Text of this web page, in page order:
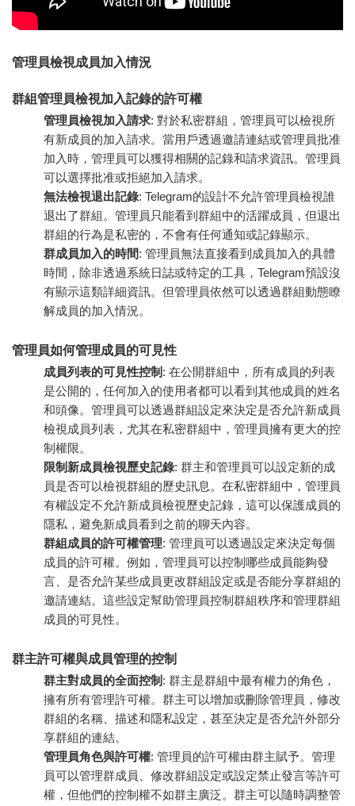
管理員檢視成員加入情況
群組管理員檢視加入記錄的許可權
管理員檢視加入請求: 對於私密群組，管理員可以檢視所
有新成員的加入請求。當用戶透過邀請連結或管理員批准
加入時，管理員可以獲得相關的記錄和請求資訊。管理員
可以選擇批准或拒絕加入請求。
無法檢視退出記錄: Telegram的設計不允許管理員檢視誰
退出了群組。管理員只能看到群組中的活躍成員，但退出
群組的行為是私密的，不會有任何通知或記錄顯示。
群成員加入的時間: 管理員無法直接看到成員加入的具體
時間，除非透過系統日誌或特定的工具，Telegram預設沒
有顯示這類詳細資訊。但管理員依然可以透過群組動態瞭
解成員的加入情況。
管理員如何管理成員的可見性
成員列表的可見性控制 : 在公開群組中，所有成員的列表
是公開的，任何加入的使用者都可以看到其他成員的姓名
和頭像。管理員可以透過群組設定來決定是否允許新成員
檢視成員列表，尤其在私密群組中，管理員擁有更大的控
制權限。
限制新成員檢視歷史記錄: 群主和管理員可以設定新的成
員是否可以檢視群組的歷史訊息。在私密群組中，管理員
有權設定不允許新成員檢視歷史記錄，這可以保護成員的
隱私，避免新成員看到之前的聊天內容。
群組成員的許可權管理: 管理員可以透過設定來決定每個
成員的許可權。例如，管理員可以控制哪些成員能夠發
言、是否允許某些成員更改群組設定或是否能分享群組的
邀請連結。這些設定幫助管理員控制群組秩序和管理群組
成員的可見性。
群主許可權與成員管理的控制
群主對成員的全面控制 : 群主是群組中最有權力的角色，
擁有所有管理許可權。群主可以增加或刪除管理員，修改
群組的名稱、描述和隱私設定，甚至決定是否允許外部分
享群組的連結。
管理員角色與許可權: 管理員的許可權由群主賦予。管理
員可以管理群成員、修改群組設定或設定禁止發言等許可
權，但他們的控制權不如群主廣泛。群主可以隨時調整管